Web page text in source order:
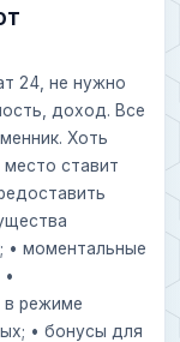
24, не нужно
доход. Все
Хоть
место ставит
• моментальные
в режиме
• бонусы для